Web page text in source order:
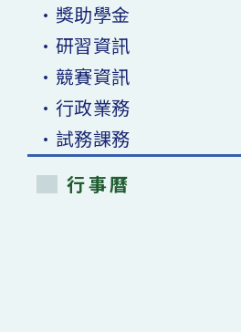
•獎助學金
•研習資訊
•競賽資訊
•行政業務
•試務課務
行事曆